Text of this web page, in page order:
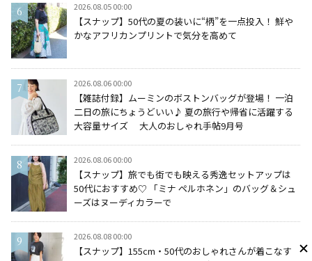
2026.08.05 00:00
【スナップ】50代の夏の装いに“柄”を一点投入！ 鮮や
かなアフリカンプリントで気分を高めて
2026.08.06 00:00
【雑誌付録】ムーミンのボストンバッグが登場！ 一泊
二日の旅にちょうどいい♪ 夏の旅行や帰省に活躍する
大容量サイズ 大人のおしゃれ手帖9月号
2026.08.06 00:00
【スナップ】旅でも街でも映える秀逸セットアップは
50代におすすめ♡ 「ミナ ペルホネン」のバッグ＆シュ
ーズはヌーディカラーで
2026.08.08 00:00
【スナップ】155cm・50代のおしゃれさんが着こなす